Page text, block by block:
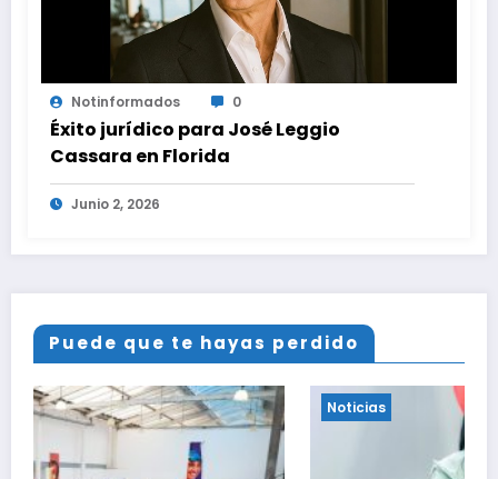
Notinformados 0
Éxito jurídico para José Leggio
Cassara en Florida
Junio 2, 2026
Puede que te hayas perdido
Noticias